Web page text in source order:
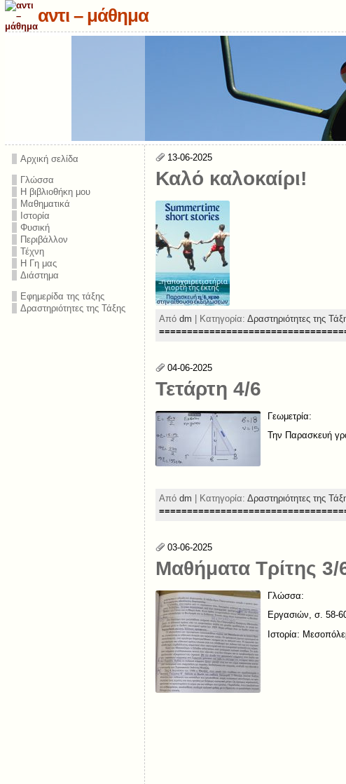
αντι – μάθημα
Αρχική σελίδα
Γλώσσα
Η βιβλιοθήκη μου
Μαθηματικά
Ιστορία
Φυσική
Περιβάλλον
Τέχνη
Η Γη μας
Διάστημα
Εφημερίδα της τάξης
Δραστηριότητες της Τάξης
13-06-2025
Καλό καλοκαίρι!
Από dm | Κατηγορία: Δραστηριότητες της
04-06-2025
Τετάρτη 4/6
Γεωμετρία:
Την Παρασκευή
Από dm | Κατηγορία: Δραστηριότητες της
03-06-2025
Μαθήματα Τρίτης 3/
Γλώσσα:
Εργασιών, σ. 58-
Ιστορία: